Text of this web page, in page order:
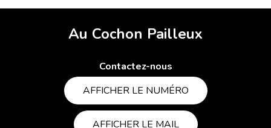
Au Cochon Pailleux
Contactez-nous
AFFICHER LE NUMÉRO
AFFICHER LE MAIL